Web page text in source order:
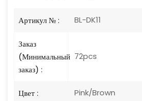
Артикул № : BL-DK11
Заказ
(Минимальный
заказ) :
72pcs
Цвет : Pink/Brown